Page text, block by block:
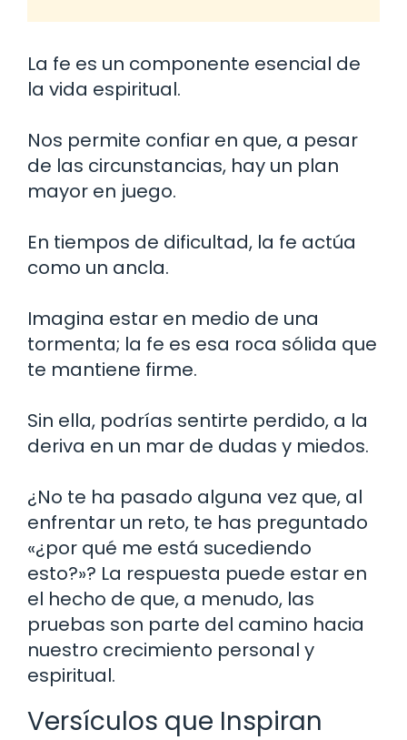
La fe es un componente esencial de
la vida espiritual.
Nos permite confiar en que, a pesar
de las circunstancias, hay un plan
mayor en juego.
En tiempos de dificultad, la fe actúa
como un ancla.
Imagina estar en medio de una
tormenta; la fe es esa roca sólida que
te mantiene firme.
Sin ella, podrías sentirte perdido, a la
deriva en un mar de dudas y miedos.
¿No te ha pasado alguna vez que, al
enfrentar un reto, te has preguntado
«¿por qué me está sucediendo
esto?»? La respuesta puede estar en
el hecho de que, a menudo, las
pruebas son parte del camino hacia
nuestro crecimiento personal y
espiritual.
Versículos que Inspiran